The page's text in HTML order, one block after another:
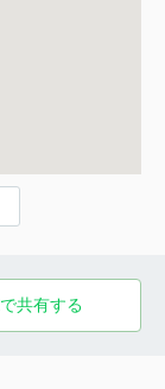
共有する